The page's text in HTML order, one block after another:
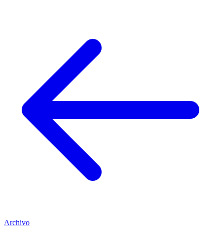
Archivo